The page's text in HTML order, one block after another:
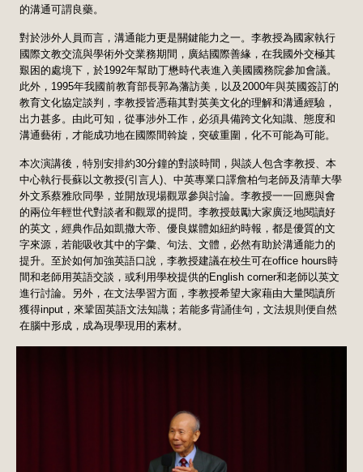
的溝通可謂良藥。
對於涉外人員而言，溝通能力更是關鍵能力之一。李教授為國家執行
國際文教交流與學術外交業務期間，廣結國際善緣，在我國外交極其
艱困的處境下，於1992年幫助丁懋時代表進入美國國務院參加會議。
此外，1995年我國前教育部長郭為藩訪美，以及2000年與英國簽訂的
教育文化協定談判，李教授皆憑藉其對英美文化的理解和溝通經驗，
出力甚多。由此可知，從事涉外工作，必須具備跨文化知識、態度和
溝通藝術，才能成功地在國際間斡旋，突破重圍，化不可能為可能。
本次演講後，特別安排約30分鐘的對談時間，與談人包含李教授、本
中心執行長蘇以文教授(引言人)、中英專業口譯詹柏勻老師及清華大學
外文系蔡雅欣同學，並開放現場觀眾參與討論。李教授一一回應與會
的兩位年輕世代對談者和觀眾的提問。李教授鼓勵大家廣泛地閱讀好
的英文，經典作品如凱撒大帝、優良媒體如紐約時報，都是優質的文
字來源，若能吸收其中的字彙、句法、文體，必然有助於溝通能力的
提升。至於如何加強英語口說，李教授建議在校生可在office hours時
間和老師用英語交談，或利用學校提供的English corner和老師以英文
進行討論。另外，在文法學習方面，李教授希望大家藉由大量閱讀所
獲得input，來鞏固英語文法知識；若能多背誦佳句，文法規則便自然
在腦中形成，成為現學現用的素材。